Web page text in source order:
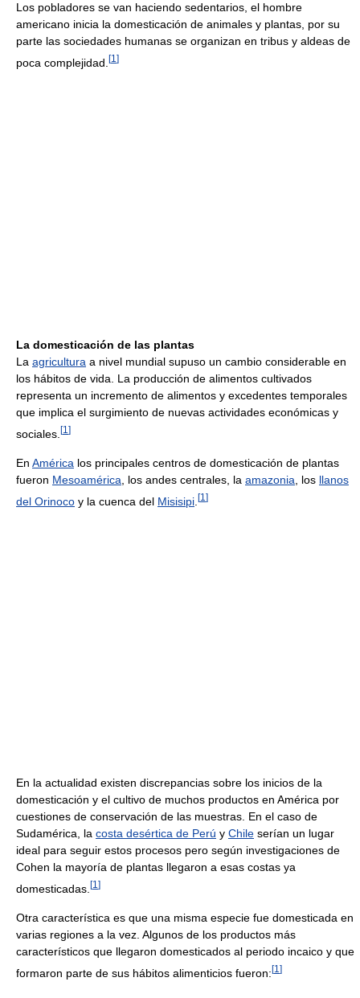
Los pobladores se van haciendo sedentarios, el hombre
americano inicia la domesticación de animales y plantas, por su
parte las sociedades humanas se organizan en tribus y aldeas de
poca complejidad. [1 ]
La domesticación de las plantas
La agricultura a nivel mundial supuso un cambio considerable en
los hábitos de vida. La producción de alimentos cultivados
representa un incremento de alimentos y excedentes temporales
que implica el surgimiento de nuevas actividades económicas y
sociales. [1 ]
En América los principales centros de domesticación de plantas
fueron Mesoamérica , los andes centrales, la amazonia , los llanos
del Orinoco y la cuenca del Misisipi [1 ]
En la actualidad existen discrepancias sobre los inicios de la
domesticación y el cultivo de muchos productos en América por
cuestiones de conservación de las muestras. En el caso de
Sudamérica, la costa desértica de Perú y Chile serían un lugar
ideal para seguir estos procesos pero según investigaciones de
Cohen la mayoría de plantas llegaron a esas costas ya
domesticadas. [1 ]
Otra característica es que una misma especie fue domesticada en
varias regiones a la vez. Algunos de los productos más
característicos que llegaron domesticados al periodo incaico y que
formaron parte de sus hábitos alimenticios fueron:[1 ]